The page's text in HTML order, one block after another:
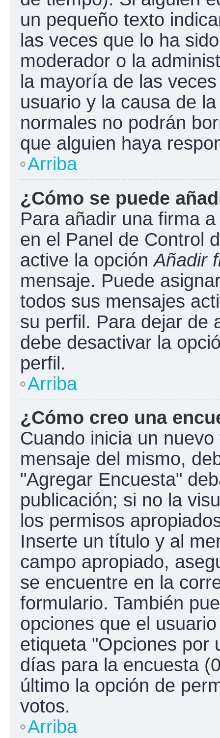
un pequeño texto
las veces que lo ha
moderador o la
la mayoría de las
usuario y la causa de
normales no podrán
que alguien haya
Arriba
¿Cómo se puede
Para añadir una firma
en el Panel de Control
active la opciónAñadir
mensaje. Puede
todos sus mensajes
su perfil. Para dejar de
debe desactivar la
perfil.
Arriba
¿Cómo creo una
Cuando inicia un
mensaje del mismo,
"Agregar Encuesta"
publicación; si no la
los permisos
Inserte un título y al
campo apropiado,
se encuentre en la
formulario. También
opciones que el
etiqueta "Opciones por
días para la encuesta
último la opción de
votos.
Arriba